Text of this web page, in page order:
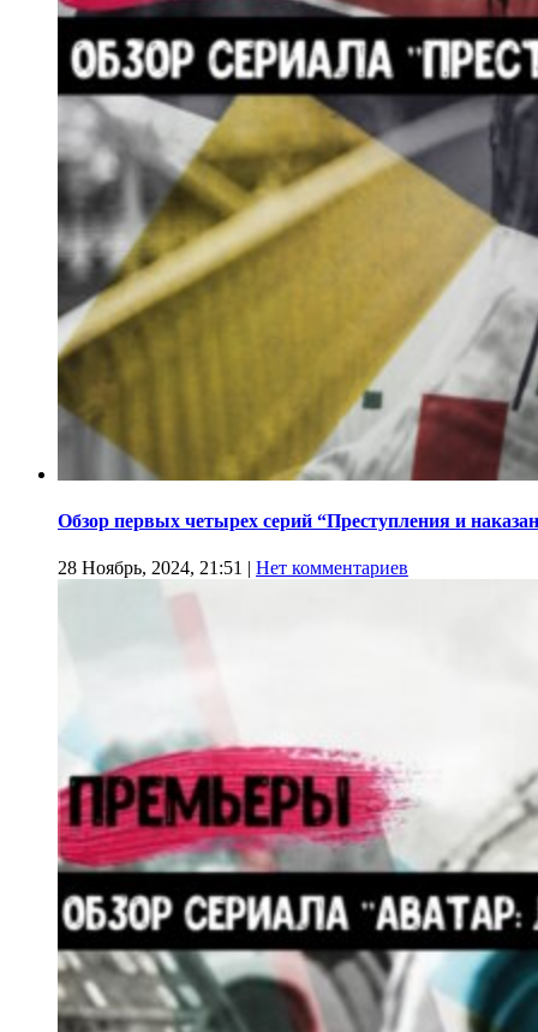
Обзор первых четырех серий “Преступления и
28 Ноябрь, 2024, 21:51 | Нет комментариев